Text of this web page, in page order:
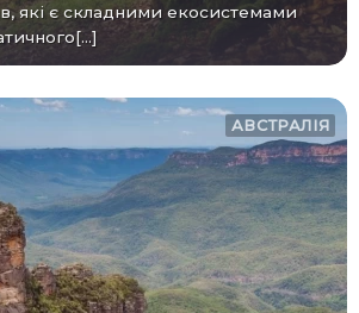
які є складними екосистемами
АВСТРАЛІЯ